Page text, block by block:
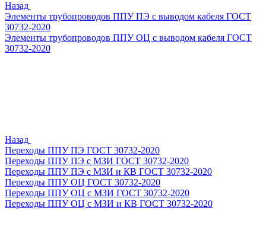
Назад
Элементы трубопроводов ППУ ПЭ с выводом кабеля ГОСТ
30732-2020
Элементы трубопроводов ППУ ОЦ с выводом кабеля ГОСТ
30732-2020
Назад
Переходы ППУ ПЭ ГОСТ 30732-2020
Переходы ППУ ПЭ с МЗИ ГОСТ 30732-2020
Переходы ППУ ПЭ с МЗИ и КВ ГОСТ 30732-2020
Переходы ППУ ОЦ ГОСТ 30732-2020
Переходы ППУ ОЦ с МЗИ ГОСТ 30732-2020
Переходы ППУ ОЦ с МЗИ и КВ ГОСТ 30732-2020